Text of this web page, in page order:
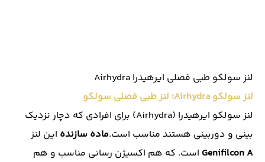
لنز سولکو طبی فصلی ایرهیدرا Airhydra
لنز سولکو Airhydra؛ لنز طبی فصلی سولکو
لنز سولکو ایرهیدرا (Airhydra) برای افرادی که دچار نزدیک
بینی و دوربینی هستند مناسب است.ماده سازنده این لنز
Genifilcon A
است. که هم اکسیژن رسانی مناسب و هم